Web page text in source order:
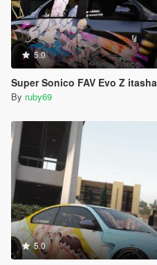
5.0
Super Sonico FAV Evo Z itasha
By ruby69
5.0